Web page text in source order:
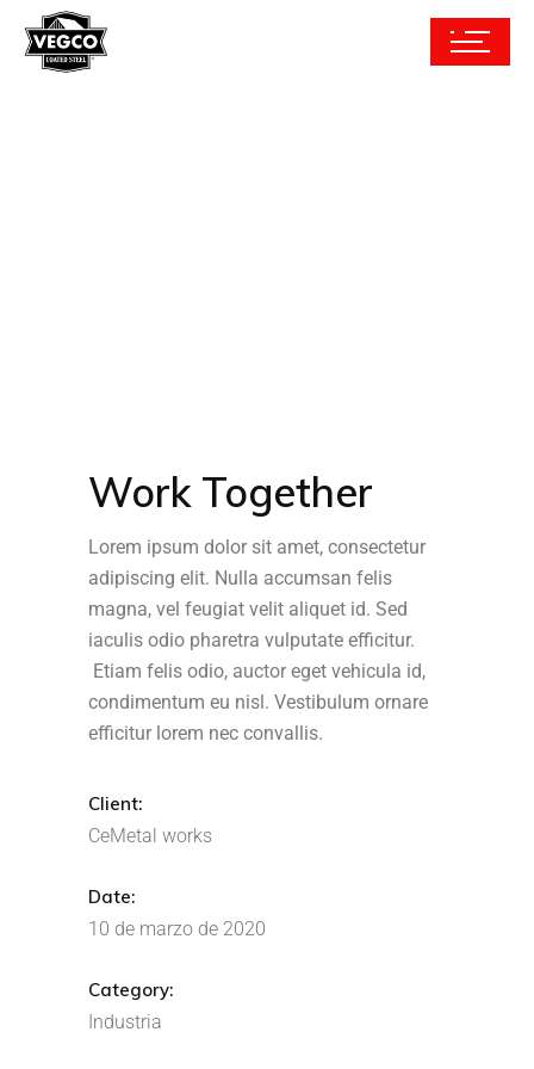
Work Together
Lorem ipsum dolor sit amet, consectetur
adipiscing elit. Nulla accumsan felis
magna, vel feugiat velit aliquet id. Sed
iaculis odio pharetra vulputate efficitur.
Etiam felis odio, auctor eget vehicula id,
condimentum eu nisl. Vestibulum ornare
efficitur lorem nec convallis.
Client:
CeMetal works
Date:
10 de marzo de 2020
Category:
Industria